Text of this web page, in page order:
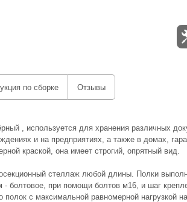
по сборке Отзывы
, используется для хранения различных
и на предприятиях, а также в домах,
краской, она имеет строгий, опрятный вид.
стеллаж любой длины. Полки
- болтовое, при помощи болтов м16, и шаг
с максимальной равномерной нагрузкой